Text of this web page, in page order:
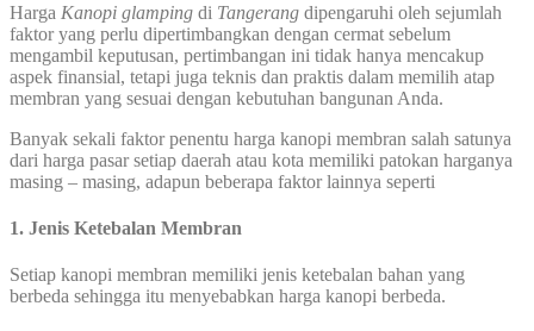
Harga Kanopi glamping di Tangerang dipengaruhi oleh sejumlah
faktor yang perlu dipertimbangkan dengan cermat sebelum
mengambil keputusan, pertimbangan ini tidak hanya mencakup
aspek finansial, tetapi juga teknis dan praktis dalam memilih atap
membran yang sesuai dengan kebutuhan bangunan Anda.
Banyak sekali faktor penentu harga kanopi membran salah satunya
dari harga pasar setiap daerah atau kota memiliki patokan harganya
masing – masing, adapun beberapa faktor lainnya seperti
1. Jenis Ketebalan Membran
Setiap kanopi membran memiliki jenis ketebalan bahan yang
berbeda sehingga itu menyebabkan harga kanopi berbeda.